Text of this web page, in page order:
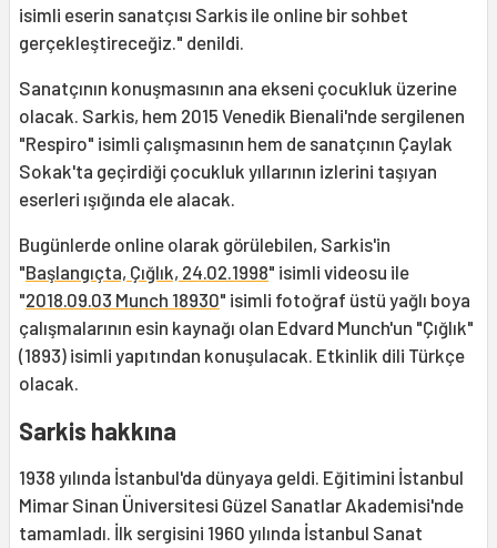
isimli eserin sanatçısı Sarkis ile online bir sohbet
gerçekleştireceğiz." denildi.
Sanatçının konuşmasının ana ekseni çocukluk üzerine
olacak. Sarkis, hem 2015 Venedik Bienali'nde sergilenen
"Respiro" isimli çalışmasının hem de sanatçının Çaylak
Sokak'ta geçirdiği çocukluk yıllarının izlerini taşıyan
eserleri ışığında ele alacak.
Bugünlerde online olarak görülebilen, Sarkis'in
"Başlangıçta, Çığlık, 24.02.1998" isimli videosu ile
"2018.09.03 Munch 18930" isimli fotoğraf üstü yağlı boya
çalışmalarının esin kaynağı olan Edvard Munch'un "Çığlık"
(1893) isimli yapıtından konuşulacak. Etkinlik dili Türkçe
olacak.
Sarkis hakkına
1938 yılında İstanbul'da dünyaya geldi. Eğitimini İstanbul
Mimar Sinan Üniversitesi Güzel Sanatlar Akademisi'nde
tamamladı. İlk sergisini 1960 yılında İstanbul Sanat